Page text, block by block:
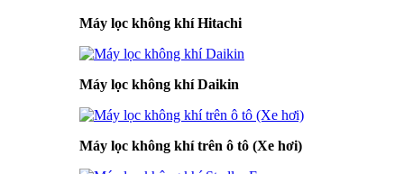
Máy lọc không khí Hitachi
Máy lọc không khí Daikin
Máy lọc không khí trên ô tô (Xe hơi)